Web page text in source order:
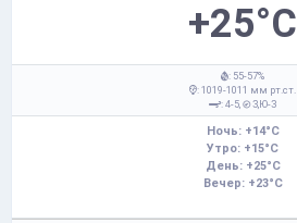
+25°C
: 55-57%
: 1019-1011 мм рт.ст.
: 4-5,
З,Ю-З
Ночь: +14°C
Утро: +15°C
День: +25°C
Вечер: +23°C